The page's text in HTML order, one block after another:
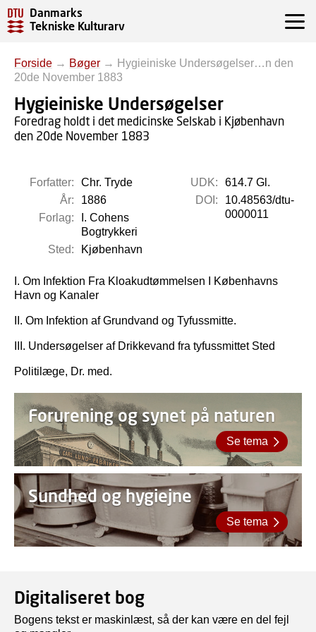
Danmarks
Tekniske Kulturarv
Forside → Bøger → Hygieiniske Undersøgelser…n den
20de November 1883
Hygieiniske Undersøgelser
Foredrag holdt i det medicinske Selskab i Kjøbenhavn
den 20de November 1883
Forfatter:
Chr. Tryde
År:
1886
Forlag:
I. Cohens
Bogtrykkeri
Sted:
Kjøbenhavn
UDK:
614.7 Gl.
DOI:
10.48563/dtu-
0000011
I. Om Infektion Fra Kloakudtømmelsen I Københavns
Havn og Kanaler
II. Om Infektion af Grundvand og Tyfussmitte.
III. Undersøgelser af Drikkevand fra tyfussmittet Sted
Politilæge, Dr. med.
Forurening og synet på naturen
Se tema
Sundhed og hygiejne
Se tema
Digitaliseret bog
Bogens tekst er maskinlæst, så der kan være en del fejl